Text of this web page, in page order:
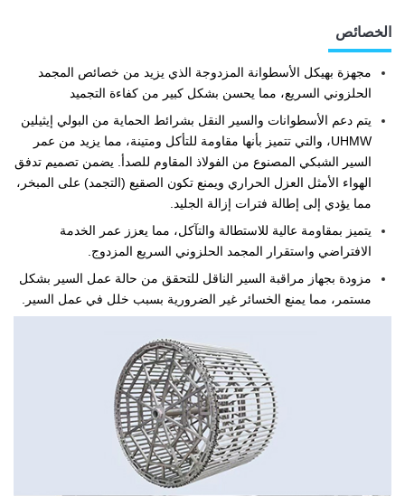
الخصائص
مجهزة بهيكل الأسطوانة المزدوجة الذي يزيد من خصائص المجمد
الحلزوني السريع، مما يحسن بشكل كبير من كفاءة التجميد
يتم دعم الأسطوانات والسير النقل بشرائط الحماية من البولي إيثيلين
UHMW، والتي تتميز بأنها مقاومة للتأكل ومتينة، مما يزيد من عمر
السير الشبكي المصنوع من الفولاذ المقاوم للصدأ. يضمن تصميم تدفق
الهواء الأمثل العزل الحراري ويمنع تكون الصقيع (التجمد) على المبخر،
مما يؤدي إلى إطالة فترات إزالة الجليد.
يتميز بمقاومة عالية للاستطالة والتآكل، مما يعزز عمر الخدمة
الافتراضي واستقرار المجمد الحلزوني السريع المزدوج.
مزودة بجهاز مراقبة السير الناقل للتحقق من حالة عمل السير بشكل
مستمر، مما يمنع الخسائر غير الضرورية بسبب خلل في عمل السير.